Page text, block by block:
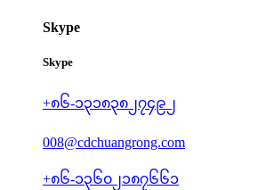
Skype
Skype
+၈၆-၁၃၁၈၃၈၂၇၄၉၂
008@cdchuangrong.com
+၈၆-၁၃၆၀၂၁၈၇၆၆၁